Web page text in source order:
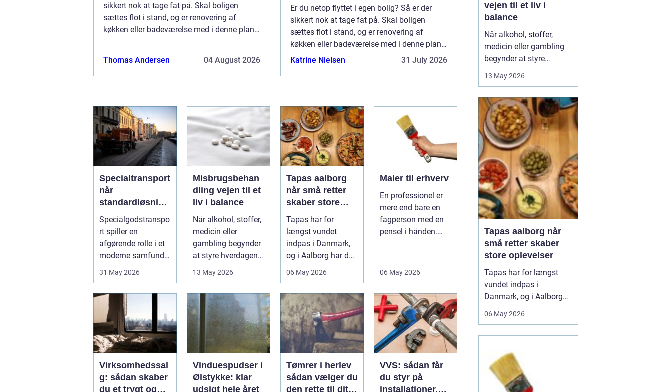
sikkert nok at tage fat på. Skal boligen
sættes flot i stand, og er renovering af
køkken eller badeværelse med i denne plan,
Thomas Andersen
04 August 2026
Er du netop flyttet i egen bolig? Så er der
sikkert nok at tage fat på. Skal boligen
sættes flot i stand, og er renovering af
køkken eller badeværelse med i denne plan,
er det en god idé at få dygtige fagfo...
Katrine Nielsen 31 July 2026
Specialtransport
når
standardløsning
er ikke rækker
Specialgodstranspo
rt spiller en
afgørende rolle i et
moderne samfund,
hvor industrien
bliver mere sp...
31 May 2026
Misbrugsbehan
dling vejen til et
liv i balance
Når alkohol, stoffer,
medicin eller
gambling begynder
at styre hverdagen,
påvirker det ikke
kun pers...
13 May 2026
Tapas aalborg
når små retter
skaber store
oplevelser
Tapas har for
længst vundet
indpas i Danmark,
og i Aalborg har de
små retter fået
deres helt eget li...
06 May 2026
Maler til erhverv
En professionel er
mere end bare en
fagperson med en
pensel i hånden.
06 May 2026
Virksomhedssal
g: sådan skaber
du et trygt og
Vinduespudser i
Ølstykke: klar
udsigt hele året
Tømrer i herlev
sådan vælger du
den rette til dit
VVS: sådan får
du styr på
installationer,
vejen til et liv i
balance
Når alkohol, stoffer,
medicin eller gambling
begynder at styre
ikke kun personen med
hele familien. Mange går
længe alene med
skammen og tvivlen, før
de søger hjælp. Her kan
professionel
misbrugsbehandling g...
13 May 2026
Tapas aalborg når
små retter skaber
store oplevelser
Tapas har for længst
vundet indpas i
Danmark, og i Aalborg
deres helt eget liv. Her
deletradition, og
resultatet er en afslappet
spiseform, hvor smag,
06 May 2026